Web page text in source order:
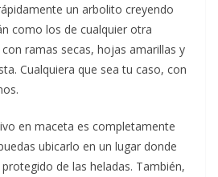
un arbolito creyendo
como los de cualquier otra
ramas secas, hojas amarillas y
Cualquiera que sea tu caso, con
en maceta es completamente
ubicarlo en un lugar donde
de las heladas. También,